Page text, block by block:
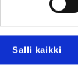
Salli kaikki